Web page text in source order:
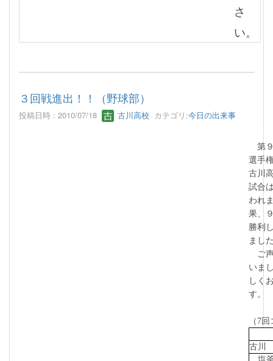
さ
い。
３回戦進出！！（野球部）
投稿日時 : 2010/07/18 古川高校 カテゴリ:今日の出来事
第９
選手
古川
試合
われ
果、
勝利
まし
ご声
いま
しく
す
（7
古